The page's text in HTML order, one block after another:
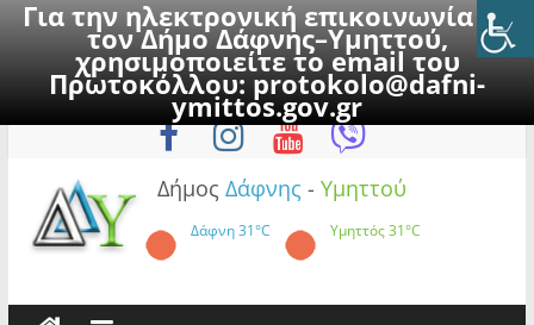
Για την ηλεκτρονική επικοινωνία με
τον Δήμο Δάφνης–Υμηττού,
χρησιμοποιείτε το email του
Πρωτοκόλλου:protokolo@dafni-
ymittos.gov.gr
to
Κυριακή, 9 Αυγούστου 2026
Δήμος Δάφνης - Υμηττού
Δάφνη31°C Υμηττός31°C